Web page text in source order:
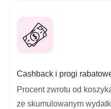
Cashback i progi
Procent zwrotu od
ze skumulowanym